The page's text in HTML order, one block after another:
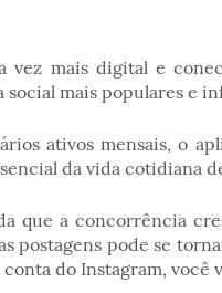
vez mais digital e
social mais populares e
ativos mensais, o
da vida cotidiana
que a concorrência
postagens pode se
do Instagram, você